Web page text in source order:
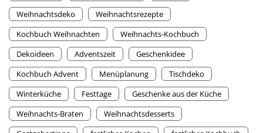
Weihnachtsdeko
Weihnachtsrezepte
Kochbuch Weihnachten
Weihnachts-Kochbuch
Dekoideen
Adventszeit
Geschenkidee
Kochbuch Advent
Menüplanung
Tischdeko
Winterküche
Festtage
Geschenke aus der Küche
Weihnachts-Braten
Weihnachtsdesserts